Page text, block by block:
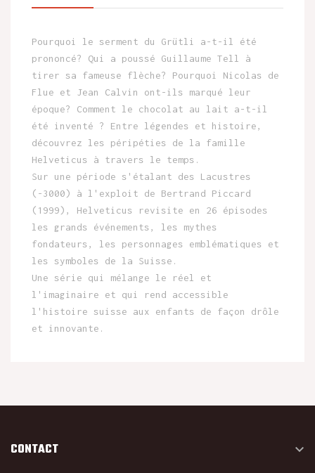
Pourquoi le serment du Grütli a-t-il été
prononcé? Qui a poussé Guillaume Tell à
tirer sa fameuse flèche? Pourquoi Nicolas de
Flue et Jean Calvin ont-ils marqué leur
époque? Comment le chocolat au lait a-t-il
été inventé ? Entre légendes et histoire,
découvrez les péripéties de la famille
Helveticus à travers le temps.
Sur une période s'étalant des Lacustres
(-3000) à l'exploit de Bertrand Piccard
(1999), Helveticus revisite en 26 épisodes
les grands événements, les mythes
fondateurs, les personnages emblématiques et
les symboles de la Suisse.
Une série qui mélange le réel et
l'imaginaire et qui rend accessible
l'histoire suisse aux enfants de façon drôle
et innovante.
CONTACT 